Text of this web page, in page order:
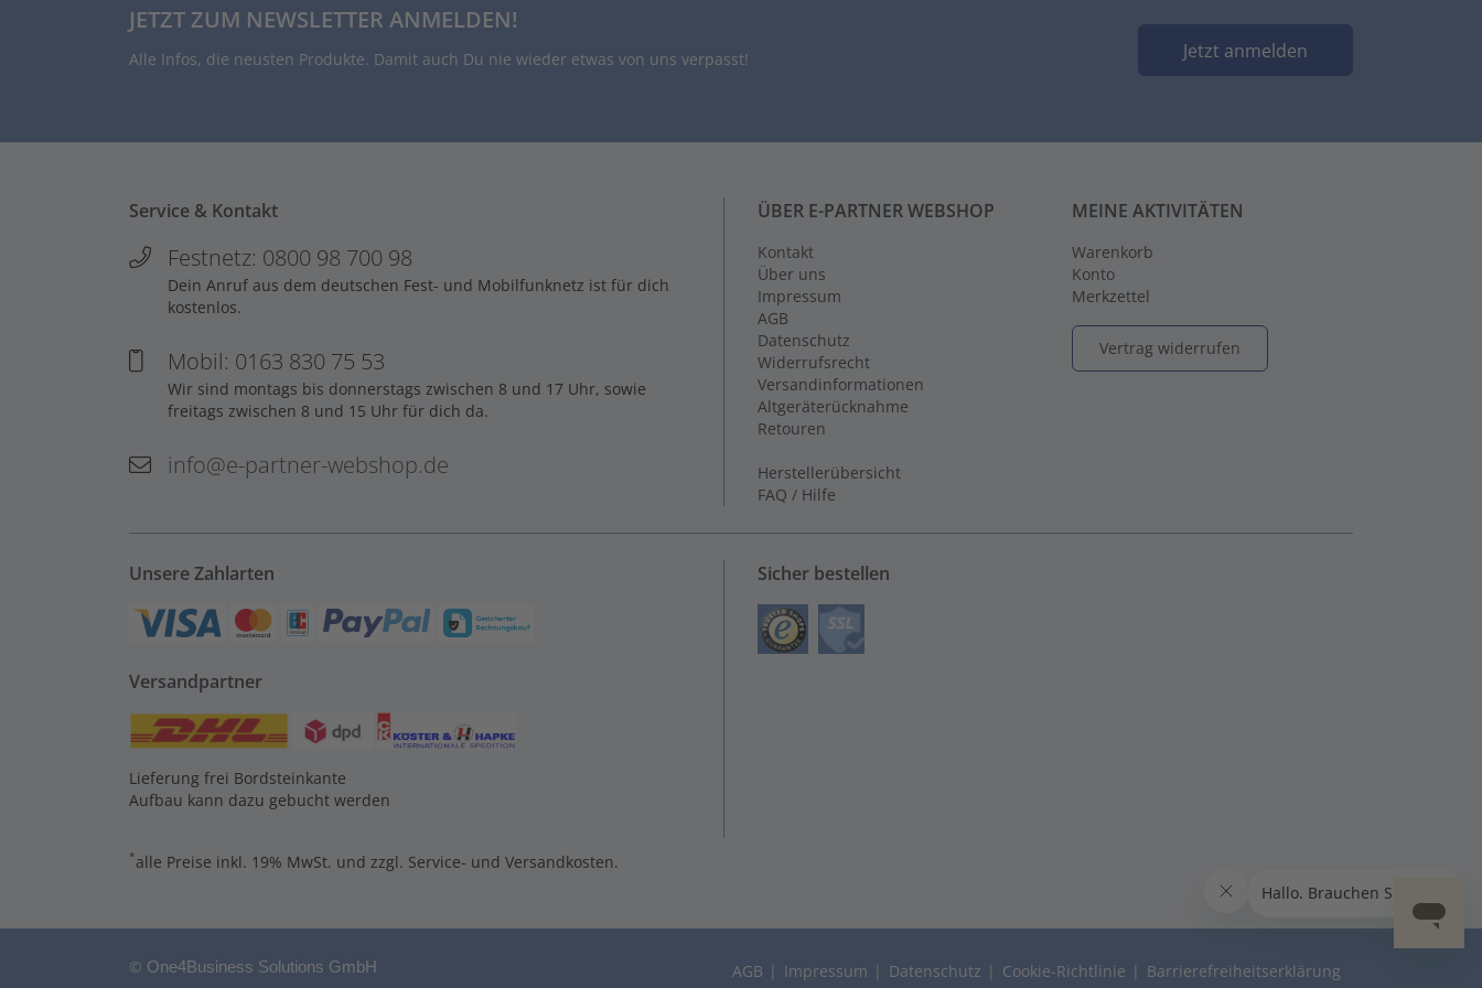
JETZT ZUM NEWSLETTER ANMELDEN!
Alle Infos, die neusten Produkte. Damit auch Du nie wieder etwas von uns verpasst! Jetzt anmelden
Service & Kontakt
Festnetz: 0800 98 700 98
Dein Anruf aus dem deutschen Fest- und Mobilfunknetz ist für dich
kostenlos.
Mobil: 0163 830 75 53
Wir sind montags bis donnerstags zwischen 8 und 17 Uhr, sowie
freitags zwischen 8 und 15 Uhr für dich da.
info@e-partner-webshop.de
ÜBER E-PARTNER WEBSHOP
Kontakt
Über uns
Impressum
AGB
Datenschutz
Widerrufsrecht
Versandinformationen
Altgeräterücknahme
Retouren
Herstellerübersicht
FAQ / Hilfe
MEINE AKTIVITÄTEN
Warenkorb
Konto
Merkzettel
Vertrag widerrufen
Unsere Zahlarten
Versandpartner
Lieferung frei Bordsteinkante
Aufbau kann dazu gebucht werden
Sicher bestellen
*alle Preise inkl. 19% MwSt. und zzgl. Service- und Versandkosten.
© One4Business Solutions GmbH AGB Impressum Datenschutz Cookie-Richtlinie Barrierefreiheitserklärung